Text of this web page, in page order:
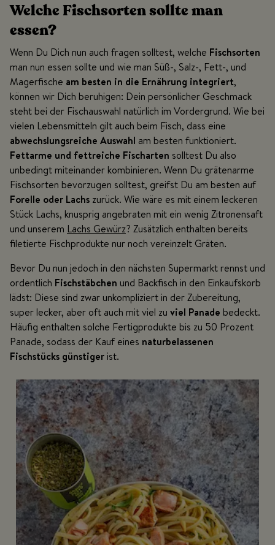
Welche Fischsorten sollte man
essen?
Wenn Du Dich nun auch fragen solltest, welche Fischsorten
man nun essen sollte und wie man Süß-, Salz-, Fett-, und
Magerfische am besten in die Ernährung integriert,
können wir Dich beruhigen: Dein persönlicher Geschmack
steht bei der Fischauswahl natürlich im Vordergrund. Wie bei
vielen Lebensmitteln gilt auch beim Fisch, dass eine
abwechslungsreiche Auswahl am besten funktioniert.
Fettarme und fettreiche Fischarten solltest Du also
unbedingt miteinander kombinieren. Wenn Du grätenarme
Fischsorten bevorzugen solltest, greifst Du am besten auf
Forelle oder Lachs zurück. Wie wäre es mit einem leckeren
Stück Lachs, knusprig angebraten mit ein wenig Zitronensaft
und unserem Lachs Gewürz? Zusätzlich enthalten bereits
filetierte Fischprodukte nur noch vereinzelt Gräten.
Bevor Du nun jedoch in den nächsten Supermarkt rennst und
ordentlich Fischstäbchen und Backfisch in den Einkaufskorb
lädst: Diese sind zwar unkompliziert in der Zubereitung,
super lecker, aber oft auch mit viel zu viel Panade bedeckt.
Häufig enthalten solche Fertigprodukte bis zu 50 Prozent
Panade, sodass der Kauf eines naturbelassenen
Fischstücks günstiger ist.